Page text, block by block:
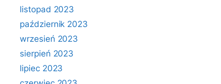
listopad 2023
październik 2023
wrzesień 2023
sierpień 2023
lipiec 2023